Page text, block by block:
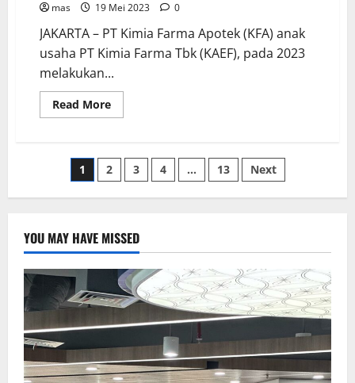
mas 19 Mei 2023 0
JAKARTA – PT Kimia Farma Apotek (KFA) anak
usaha PT Kimia Farma Tbk (KAEF), pada 2023
melakukan...
Read More
1 2 3 4 … 13 Next
YOU MAY HAVE MISSED